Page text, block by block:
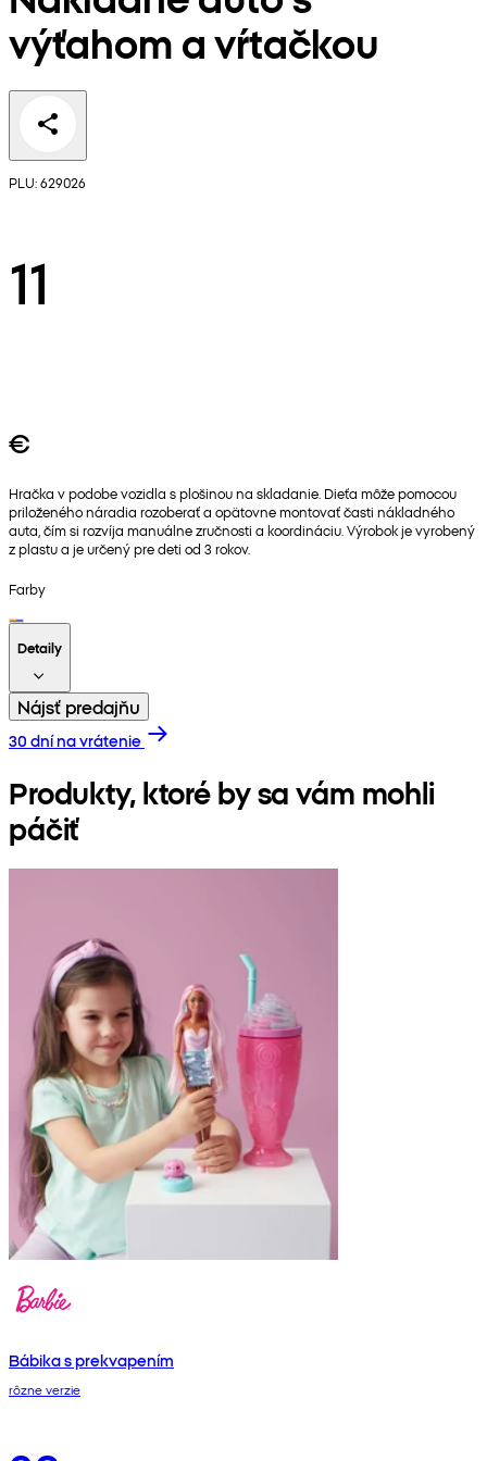
výťahom a vŕtačkou
PLU: 629026
11
€
Hračka v podobe vozidla s plošinou na skladanie. Dieťa môže pomocou
priloženého náradia rozoberať a opätovne montovať časti nákladného
auta, čím si rozvíja manuálne zručnosti a koordináciu. Výrobok je vyrobený
z plastu a je určený pre deti od 3 rokov.
Farby
Detaily
Nájsť predajňu
30 dní na vrátenie
Produkty, ktoré by sa vám mohli
páčiť
Bábika s prekvapením
rôzne verzie